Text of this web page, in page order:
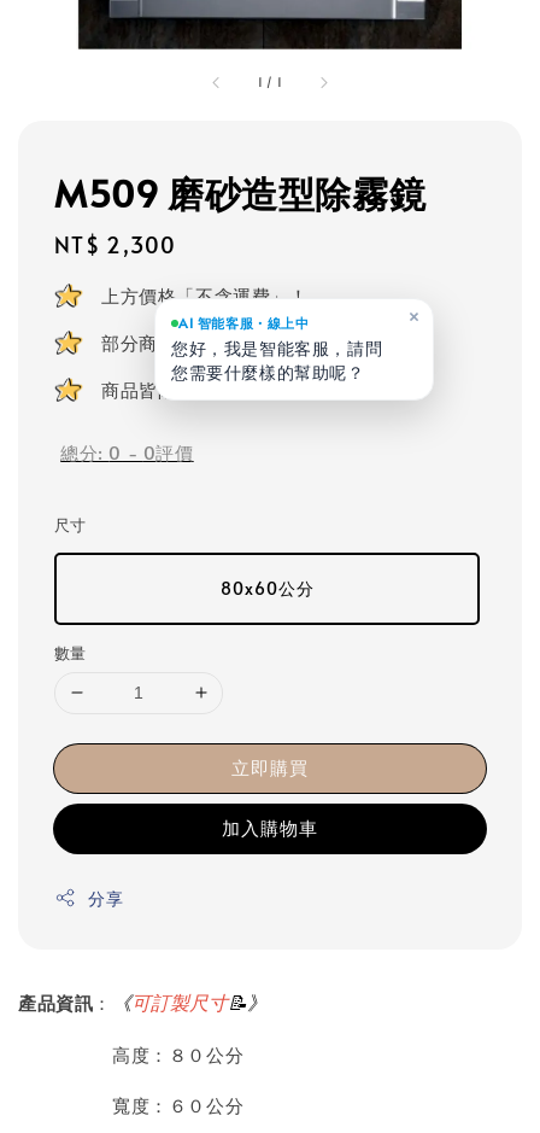
1 / 1
M509 磨砂造型除霧鏡
Regular
price
NT$ 2,300
上方價格「不含運費」！
部分商品可客製化
商品皆附贈安裝零件及掛勾
總分: 0 - 0評價
尺寸
80x60公分
數量
立即購買
加入購物車
分享
產品資訊 ： 《可訂製尺寸📝》
高度：８０公分
寬度：６０公分
AI 智能客服・線上中
您好，我是智能客服，請問
您需要什麼樣的幫助呢？
×